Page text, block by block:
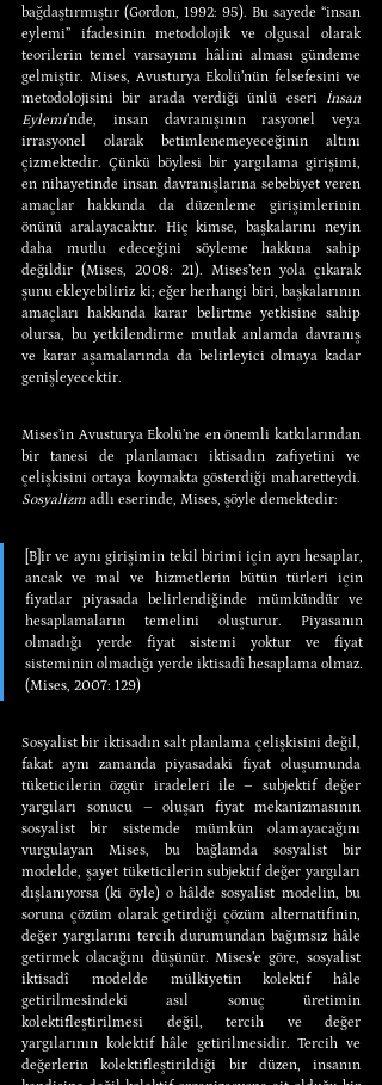
bağdaştırmıştır (Gordon, 1992: 95). Bu sayede “insan
eylemi” ifadesinin metodolojik ve olgusal olarak
teorilerin temel varsayımı hâlini alması gündeme
gelmiştir. Mises, Avusturya Ekolü’nün felsefesini ve
metodolojisini bir arada verdiği ünlü eseri İnsan
Eylemi’nde, insan davranışının rasyonel veya
irrasyonel olarak betimlenemeyeceğinin altını
çizmektedir. Çünkü böylesi bir yargılama girişimi,
en nihayetinde insan davranışlarına sebebiyet veren
amaçlar hakkında da düzenleme girişimlerinin
önünü aralayacaktır. Hiç kimse, başkalarını neyin
daha mutlu edeceğini söyleme hakkına sahip
değildir (Mises, 2008: 21). Mises’ten yola çıkarak
şunu ekleyebiliriz ki; eğer herhangi biri, başkalarının
amaçları hakkında karar belirtme yetkisine sahip
olursa, bu yetkilendirme mutlak anlamda davranış
ve karar aşamalarında da belirleyici olmaya kadar
genişleyecektir.
Mises’in Avusturya Ekolü’ne en önemli katkılarından
bir tanesi de planlamacı iktisadın zafiyetini ve
Sosyalizm adlı eserinde, Mises, şöyle demektedir:
[B]ir ve aynı girişimin tekil birimi için ayrı hesaplar,
ancak ve mal ve hizmetlerin bütün türleri için
fiyatlar piyasada belirlendiğinde mümkündür ve
hesaplamaların temelini oluşturur. Piyasanın
olmadığı yerde fiyat sistemi yoktur ve fiyat
sisteminin olmadığı yerde iktisadî hesaplama olmaz.
(Mises, 2007: 129)
Sosyalist bir iktisadın salt planlama çelişkisini değil,
fakat aynı zamanda piyasadaki fiyat oluşumunda
tüketicilerin özgür iradeleri ile – subjektif değer
yargıları sonucu – oluşan fiyat mekanizmasının
sosyalist bir sistemde mümkün olamayacağını
vurgulayan Mises, bu bağlamda sosyalist bir
modelde, şayet tüketicilerin subjektif değer yargıları
dışlanıyorsa (ki öyle) o hâlde sosyalist modelin, bu
soruna çözüm olarak getirdiği çözüm alternatifinin,
değer yargılarını tercih durumundan bağımsız hâle
getirmek olacağını düşünür. Mises’e göre, sosyalist
iktisadî modelde mülkiyetin kolektif hâle
getirilmesindeki asıl sonuç üretimin
kolektifleştirilmesi değil, tercih ve değer
yargılarının kolektif hâle getirilmesidir. Tercih ve
değerlerin kolektifleştirildiği bir düzen, insanın